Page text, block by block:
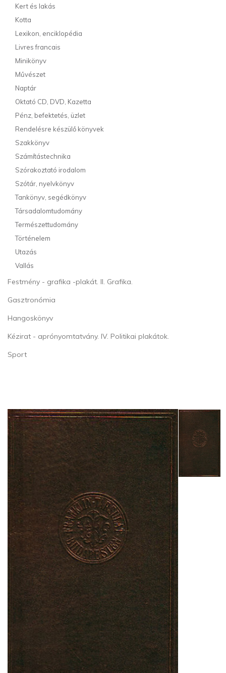
Kert és lakás
Kotta
Lexikon, enciklopédia
Livres francais
Minikönyv
Művészet
Naptár
Oktató CD, DVD, Kazetta
Pénz, befektetés, üzlet
Rendelésre készülő könyvek
Szakkönyv
Számítástechnika
Szórakoztató irodalom
Szótár, nyelvkönyv
Tankönyv, segédkönyv
Társadalomtudomány
Természettudomány
Történelem
Utazás
Vallás
Festmény - grafika -plakát. II. Grafika.
Gasztronómia
Hangoskönyv
Kézirat - aprónyomtatvány. IV. Politikai plakátok.
Sport